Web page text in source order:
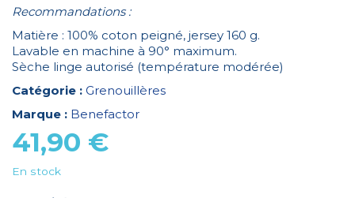
Recommandations :
Matière : 100% coton peigné, jersey 160 g.
Lavable en machine à 90° maximum.
Sèche linge autorisé (température modérée)
Catégorie : Grenouillères
Marque : Benefactor
41,90 €
En stock